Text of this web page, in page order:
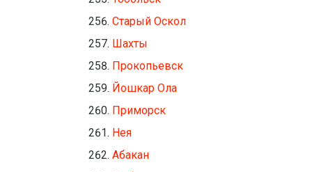
Старый Оскол
Шахты
Прокопьевск
Йошкар Ола
Приморск
Нея
Абакан